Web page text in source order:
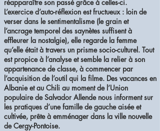
réapparaître son passé grâce à celles-ci.
L’exercice d’auto-réflexion est fructueux : loin de
verser dans le sentimentalisme (le grain et
l’ancrage temporel des saynètes suffisent à
effleurer la nostalgie), elle regarde la femme
qu’elle était à travers un prisme socio-culturel. Tout
est propice à l’analyse et semble la relier à son
appartenance de classe, à commencer par
l’acquisition de l’outil qui la filme. Des vacances en
Albanie et au Chili au moment de l’Union
populaire de Salvador Allende nous informent sur
les pratiques d’une famille de gauche aisée et
cultivée, prête à emménager dans la ville nouvelle
de Cergy-Pontoise.